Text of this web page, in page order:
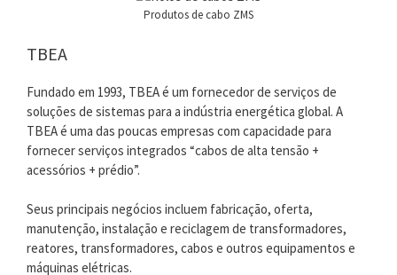
Produtos de cabo ZMS
TBEA
Fundado em 1993, TBEA é um fornecedor de serviços de
soluções de sistemas para a indústria energética global. A
TBEA é uma das poucas empresas com capacidade para
fornecer serviços integrados “cabos de alta tensão +
acessórios + prédio”.
Seus principais negócios incluem fabricação, oferta,
manutenção, instalação e reciclagem de transformadores,
reatores, transformadores, cabos e outros equipamentos e
máquinas elétricas.